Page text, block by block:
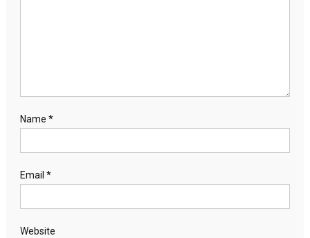
Name *
Email *
Website